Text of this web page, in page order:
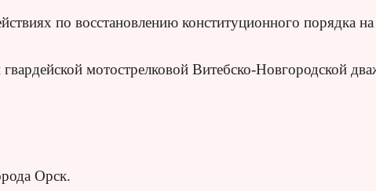
по восстановлению конституционного порядка на
мотострелковой Витебско-Новгородской
Орск.